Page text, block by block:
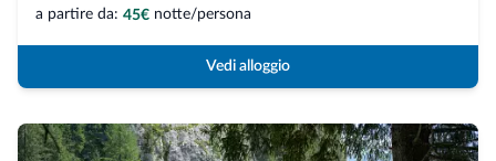
a partire da: 45€ notte/persona
Vedi alloggio